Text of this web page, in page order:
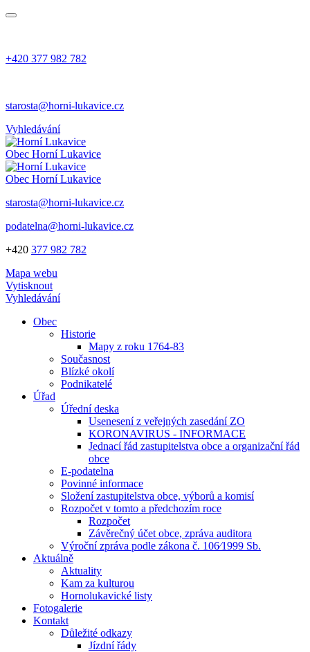
+420 377 982 782
starosta@horni-lukavice.cz
Vyhledávání
Obec Horní Lukavice
Obec Horní Lukavice
starosta@horni-lukavice.cz
podatelna@horni-lukavice.cz
+420 377 982 782
Mapa webu
Vytisknout
Vyhledávání
Obec
Historie
Mapy z roku 1764-83
Současnost
Blízké okolí
Podnikatelé
Úřad
Úřední deska
Usenesení z veřejných zasedání ZO
KORONAVIRUS - INFORMACE
Jednací řád zastupitelstva obce a organizační řád
obce
E-podatelna
Povinné informace
Složení zastupitelstva obce, výborů a komisí
Rozpočet v tomto a předchozím roce
Rozpočet
Závěrečný účet obce, zpráva auditora
Výroční zpráva podle zákona č. 106⁄1999 Sb.
Aktuálně
Aktuality
Kam za kulturou
Hornolukavické listy
Fotogalerie
Kontakt
Důležité odkazy
Jízdní řády